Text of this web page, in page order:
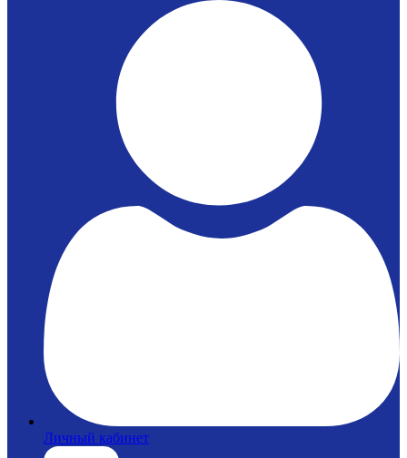
Личный кабинет